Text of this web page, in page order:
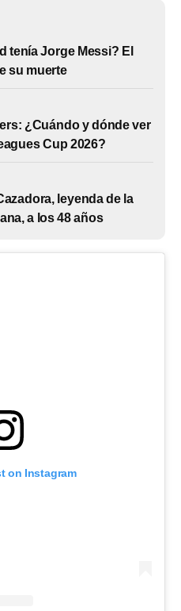
tenía Jorge Messi? El
su muerte
¿Cuándo y dónde ver
Cup 2026?
leyenda de la
a los 48 años
on Instagram